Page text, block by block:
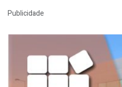
Publicidade